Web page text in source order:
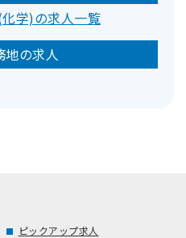
学)の求人一覧
地の求人
ピックアップ求人